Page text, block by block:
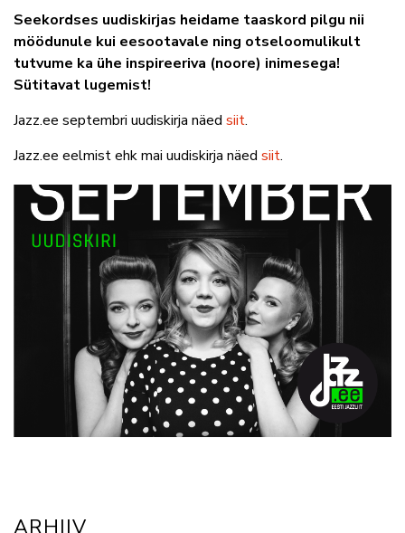
Seekordses uudiskirjas heidame taaskord pilgu nii
möödunule kui eesootavale ning otseloomulikult
tutvume ka ühe inspireeriva (noore) inimesega!
Sütitavat lugemist!
Jazz.ee septembri uudiskirja näed siit.
Jazz.ee eelmist ehk mai uudiskirja näed siit.
ARHIIV